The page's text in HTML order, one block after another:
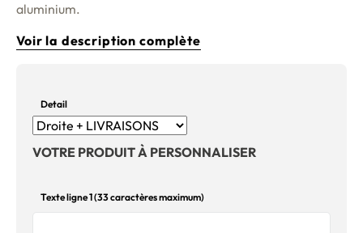
aluminium.
Voir la description complète
Detail
VOTRE PRODUIT À PERSONNALISER
Texte ligne 1 (33 caractères maximum)